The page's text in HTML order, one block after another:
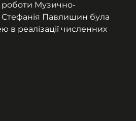
роботи Музично-
Стефанія Павлишин була
реалізації численних